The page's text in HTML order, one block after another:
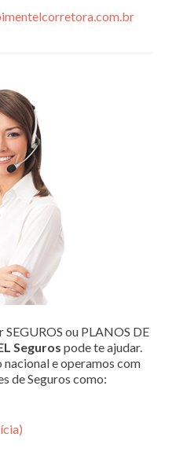
ou PLANOS DE
Seguros pode te ajudar.
e operamos com
de Seguros como: